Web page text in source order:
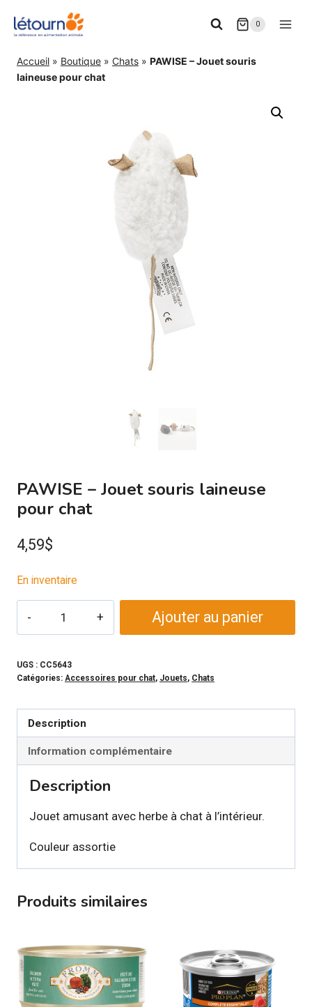
0
Accueil » Boutique » Chats » PAWISE – Jouet souris
laineuse pour chat
PAWISE – Jouet souris laineuse
pour chat
4,59$
En inventaire
-
Jouet
laineuse
pour
chat
Ajouter au panier
UGS : CC5643
Catégories: Accessoires pour chat, Jouets, Chats
Description
Information complémentaire
Description
Jouet amusant avec herbe à chat à l’intérieur.
Couleur assortie
Produits similaires